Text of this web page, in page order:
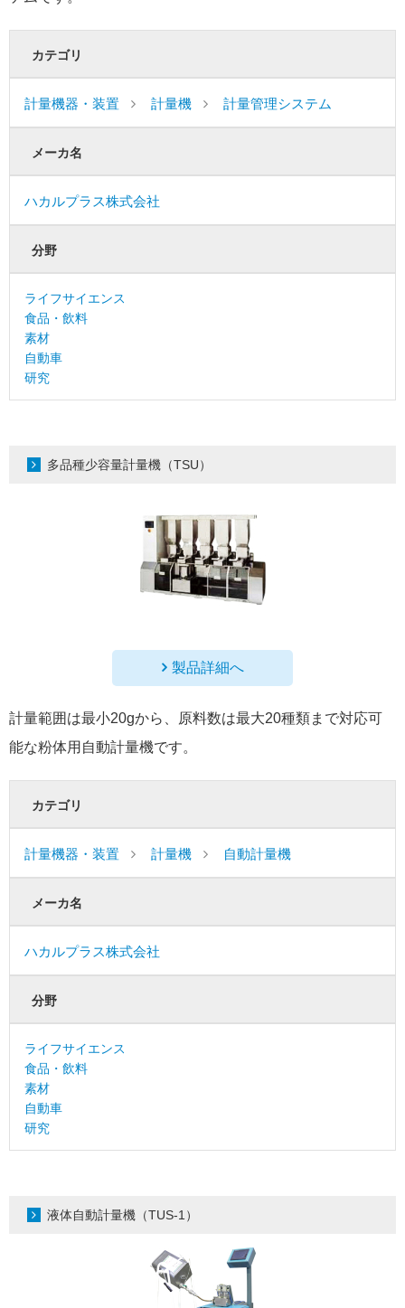
カテゴリ
計量機器・装置 計量機 計量管理システム
メーカ名
ハカルプラス株式会社
分野
ライフサイエンス
食品・飲料
素材
自動車
研究
多品種少容量計量機（TSU）
製品詳細へ
計量範囲は最小20gから、原料数は最大20種類まで対応可
能な粉体用自動計量機です。
カテゴリ
計量機器・装置 計量機 自動計量機
メーカ名
ハカルプラス株式会社
分野
ライフサイエンス
食品・飲料
素材
自動車
研究
液体自動計量機（TUS-1）